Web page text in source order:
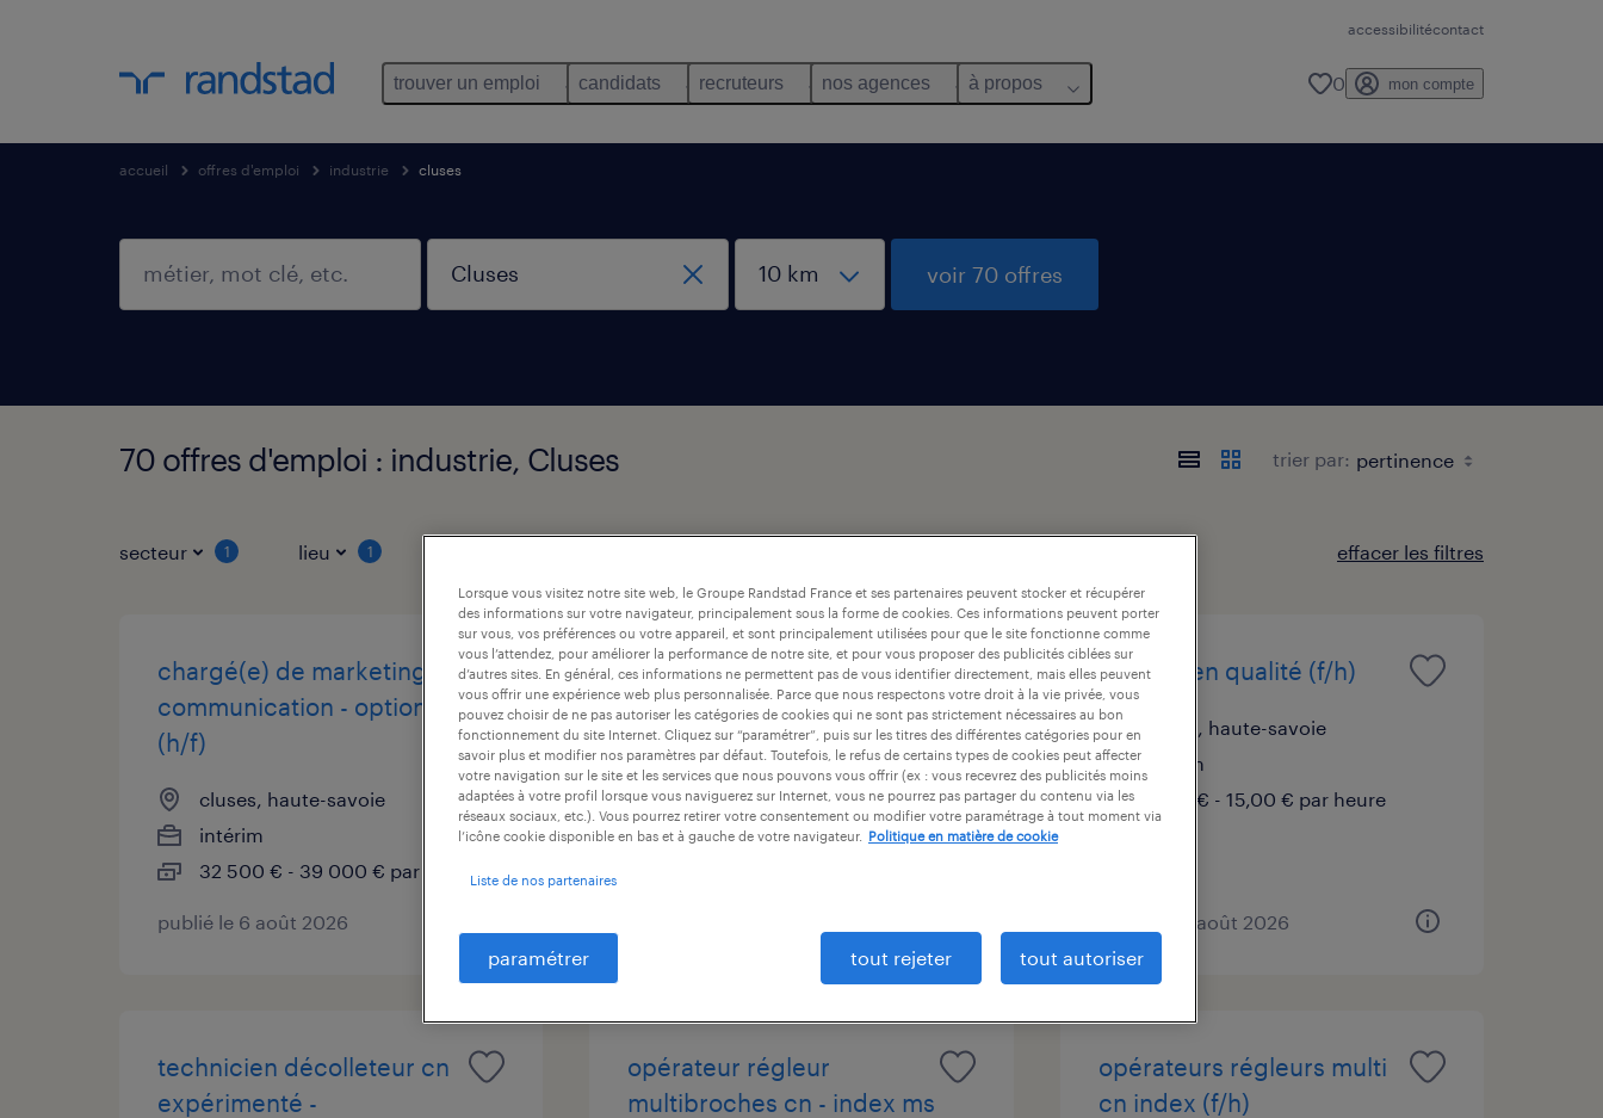
accessibilitécontact
trouver un emploi candidats recruteurs nos agences à propos 0 mon compte
accueil offres d'emploi industrie cluses
voir 70 offres
70 offres d'emploi : industrie, Cluses trier par:
secteur 1 lieu 1 effacer les filtres
chargé(e) de marketing &
communication - option ia
(h/f)
cluses, haute-savoie
intérim
32 500 € - 39 000 € par année
publié le 6 août 2026
régleur cn confirmé /
mécanicien outilleur (h/f) -
atelier de reprise
cluses, haute-savoie
intérim
technicien qualité (f/h)
cluses, haute-savoie
intérim
14,00 € - 15,00 € par heure
publié le 4 août 2026
technicien décolleteur cn
expérimenté -
opérateur régleur
multibroches cn - index ms
opérateurs régleurs multi
cn index (f/h)
Lorsque vous visitez notre site web, le Groupe Randstad France et ses partenaires peuvent stocker et récupérer
des informations sur votre navigateur, principalement sous la forme de cookies. Ces informations peuvent porter
sur vous, vos préférences ou votre appareil, et sont principalement utilisées pour que le site fonctionne comme
vous l’attendez, pour améliorer la performance de notre site, et pour vous proposer des publicités ciblées sur
d’autres sites. En général, ces informations ne permettent pas de vous identifier directement, mais elles peuvent
vous offrir une expérience web plus personnalisée. Parce que nous respectons votre droit à la vie privée, vous
pouvez choisir de ne pas autoriser les catégories de cookies qui ne sont pas strictement nécessaires au bon
fonctionnement du site Internet. Cliquez sur “paramétrer”, puis sur les titres des différentes catégories pour en
savoir plus et modifier nos paramètres par défaut. Toutefois, le refus de certains types de cookies peut affecter
votre navigation sur le site et les services que nous pouvons vous offrir (ex : vous recevrez des publicités moins
adaptées à votre profil lorsque vous naviguerez sur Internet, vous ne pourrez pas partager du contenu via les
réseaux sociaux, etc.). Vous pourrez retirer votre consentement ou modifier votre paramétrage à tout moment via
l’icône cookie disponible en bas et à gauche de votre navigateur.
Politique en matière de cookie
Liste de nos partenaires
paramétrer tout rejeter tout autoriser